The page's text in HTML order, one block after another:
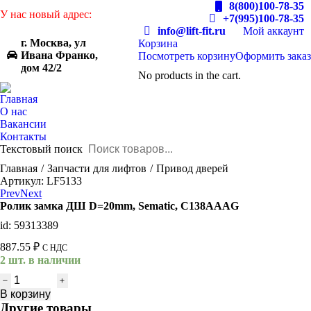
У нас новый адрес:
г. Москва, ул
Ивана Франко,
дом 42/2
8(800)100-78-35
+7(995)100-78-35
info@lift-fit.ru
Мой аккаунт
Корзина
Посмотреть корзинуОформить заказ
No products in the cart.
Главная
О нас
Вакансии
Контакты
Текстовый поиск
You are here:
Главная Запчасти для лифтов
Привод дверей
Артикул: LF5133
PrevNext
Ролик замка ДШ D=20mm, Sematic, C138АААG
id: 59313389
887.55 ₽ С НДС
2 шт. в наличии
Количество
товара
Ролик
В корзину
Другие товары